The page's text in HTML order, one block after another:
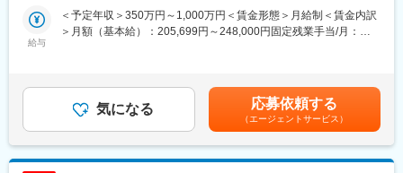
■施工実績：
績が多数ございます。
■当社の特徴：
創業以来70期連続黒字を継続する安定性を誇り、「地域冷暖房シ
ステム」で業界No.1のシェアを獲得しています。虎の門ヒルズや
羽田国際ターミナルビル、中之島フェスティバルタワー、シンガ
■業務内容
【仕事の流れ】
1．木造一軒家を対象にご訪問し、無料床下調査のご案内
給与
＜予定年収＞350万円～1,000万円＜賃金形態＞月給制＜賃金内訳
＞月額（基本給）：205,699円～248,000円固定残業手当/月：
給■定期給与改定：年1回（4月）■賞与：年2回（7月・12月）※昨
年度実績：約2カ月分×2回■インセンティブ 2025年月間最高イン
センティブ：2,300,250円（5月）賃金はあくまでも目安の金額で
あり、選考を通じて上下する可能性があります。月給(月額)は固定
手当を含めた表記です。
気になる 応募依頼する
（エージェントサービス）